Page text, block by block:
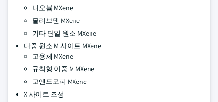
니오븀 MXene
몰리브덴 MXene
기타 단일 원소 MXene
다중 원소 M 사이트 MXene
고용체 MXene
규칙형 이중 M MXene
고엔트로피 MXene
X 사이트 조성